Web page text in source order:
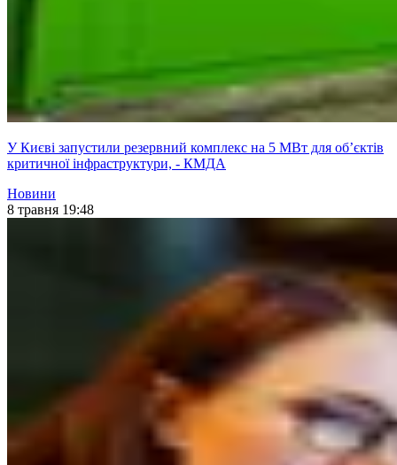
У Києві запустили резервний комплекс на 5 МВт для об’єктів
критичної інфраструктури, - КМДА
Новини
8 травня 19:48